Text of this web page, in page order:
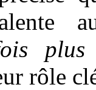
plus
rôle